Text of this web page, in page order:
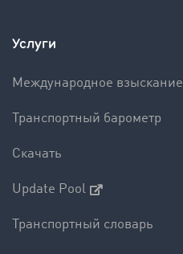
Услуги
Международное
Транспортный барометр
Скачать
Update Pool
Транспортный словарь